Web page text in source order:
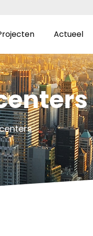
Actueel